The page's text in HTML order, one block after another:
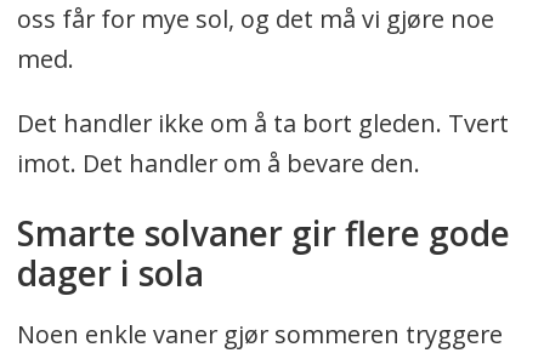
oss får for mye sol, og det må vi gjøre noe
med.
Det handler ikke om å ta bort gleden. Tvert
imot. Det handler om å bevare den.
Smarte solvaner gir flere gode
dager i sola
Noen enkle vaner gjør sommeren tryggere